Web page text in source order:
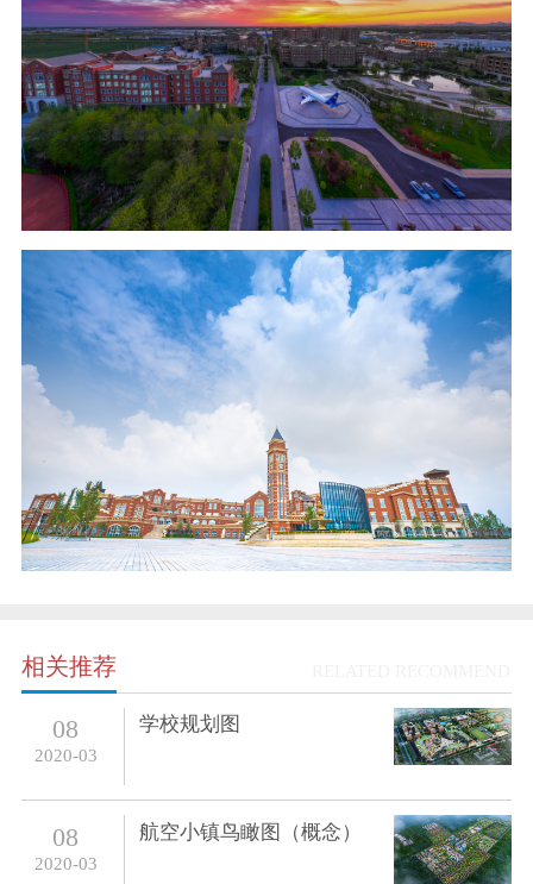
相关推荐
08
2020-03
学校规划图
08
2020-03
航空小镇鸟瞰图（概念）